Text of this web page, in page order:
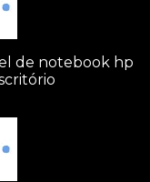
de notebook hp